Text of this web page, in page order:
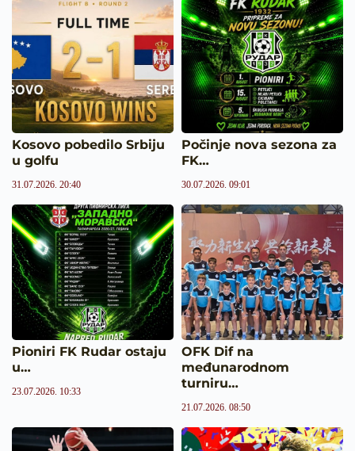
Kosovo pobedilo Srbiju
u golfu
31.07.2026. 20:40
Počinje nova sezona za
FK…
30.07.2026. 09:01
Pioniri FK Rudar ostaju
u…
23.07.2026. 10:33
OFK Dif na
međunarodnom
turniru…
21.07.2026. 08:50